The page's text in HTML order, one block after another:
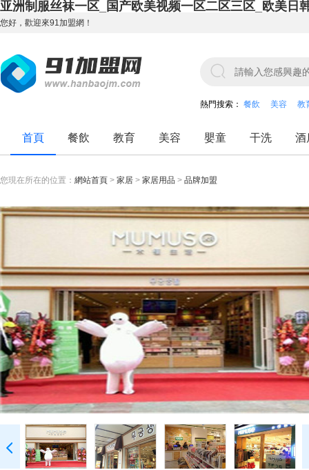
亚洲制服丝袜一区_国产欧美视频一区二区三区_欧美日
您好，歡迎來91加盟網！
熱門搜索： 餐飲 美容 教
首頁 餐飲 教育 美容 嬰童 干洗 酒
您現在所在的位置： 網站首頁 > 家居 > 家居用品 > 品牌加盟